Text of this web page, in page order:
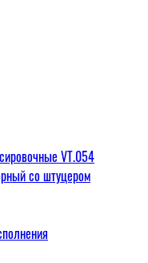
VT.054
со штуцером